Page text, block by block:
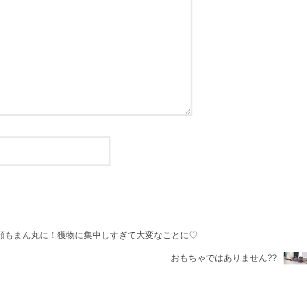
もまん丸に！獲物に集中しすぎて大変なことに♡
おもちゃではありません??